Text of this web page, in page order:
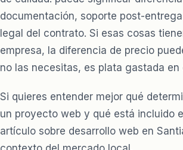
documentación, soporte post-
legal del contrato. Si esas cosas
empresa, la diferencia de precio
no las necesitas, es plata gastada en
Si quieres entender mejor qué
un proyecto web y qué está incluido
artículo sobre desarrollo web en